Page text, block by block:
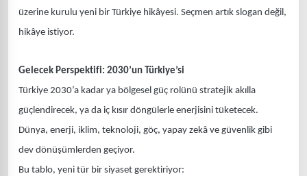
üzerine kurulu yeni bir Türkiye hikâyesi. Seçmen artık slogan değil,
hikâye istiyor.
Gelecek Perspektifi: 2030’un Türkiye’si
Türkiye 2030’a kadar ya bölgesel güç rolünü stratejik akılla
güçlendirecek, ya da iç kısır döngülerle enerjisini tüketecek.
Dünya, enerji, iklim, teknoloji, göç, yapay zekâ ve güvenlik gibi
dev dönüşümlerden geçiyor.
Bu tablo, yeni tür bir siyaset gerektiriyor: